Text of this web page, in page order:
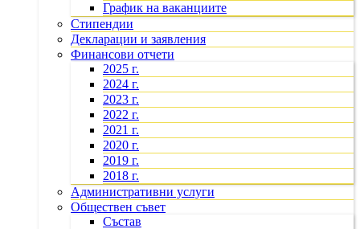
График на ваканциите
Стипендии
Декларации и заявления
Финансови отчети
2025 г.
2024 г.
2023 г.
2022 г.
2021 г.
2020 г.
2019 г.
2018 г.
Административни услуги
Обществен съвет
Състав